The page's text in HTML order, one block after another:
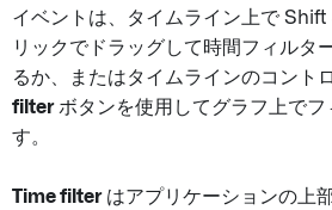
イベントは、タイムライン上で Shift
リックでドラッグして時間フィルタ
るか、またはタイムラインのコント
filterボタンを使用してグラフ上でフ
す。
Time filterはアプリケーションの上